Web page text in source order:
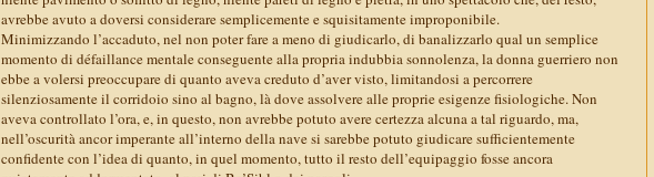
avrebbe avuto a doversi considerare semplicemente e squisitamente improponibile.
Minimizzando l’accaduto, nel non poter fare a meno di giudicarlo, di banalizzarlo qual un semplice
momento di défaillance mentale conseguente alla propria indubbia sonnolenza, la donna guerriero non
ebbe a volersi preoccupare di quanto aveva creduto d’aver visto, limitandosi a percorrere
silenziosamente il corridoio sino al bagno, là dove assolvere alle proprie esigenze fisiologiche. Non
aveva controllato l’ora, e, in questo, non avrebbe potuto avere certezza alcuna a tal riguardo, ma,
nell’oscurità ancor imperante all’interno della nave si sarebbe potuto giudicare sufficientemente
confidente con l’idea di quanto, in quel momento, tutto il resto dell’equipaggio fosse ancora